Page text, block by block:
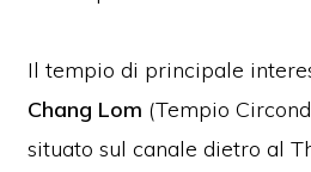
Il tempio di principale
Chang Lom (Tempio
situato sul canale dietro al